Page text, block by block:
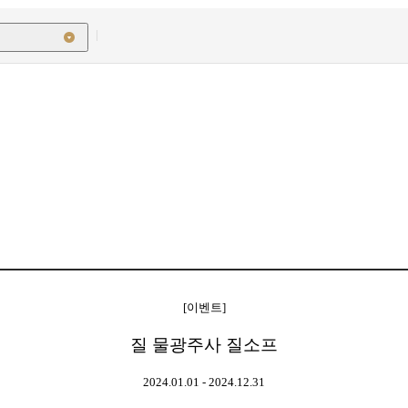
[이벤트]
질 물광주사 질소프
2024.01.01 - 2024.12.31